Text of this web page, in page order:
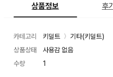
상품정보 후기
카테고리 키덜트 〉
기타(키덜트)
상품상태
사용감 없음
수량
1